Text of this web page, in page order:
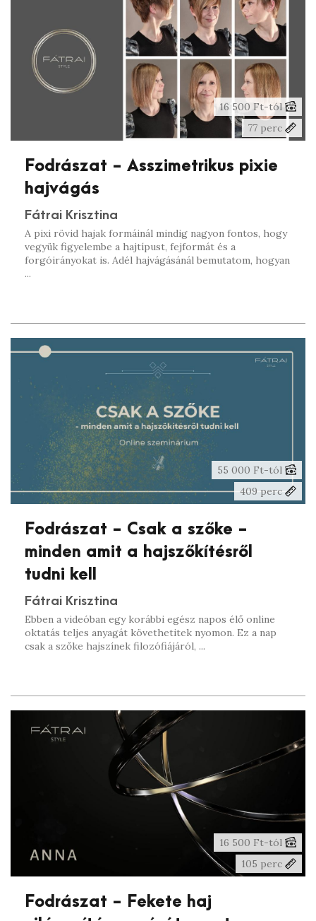
Fodrászat - Asszimetrikus pixie
hajvágás
Fátrai Krisztina
A pixi rövid hajak formáinál mindig nagyon fontos, hogy
vegyük figyelembe a hajtípust, fejformát és a
forgóirányokat is. Adél hajvágásánál bemutatom, hogyan
...
16 500 Ft-tól
77 perc
55 000 Ft-tól
409 perc
Fodrászat - Csak a szőke -
minden amit a hajszőkítésről
tudni kell
Fátrai Krisztina
Ebben a videóban egy korábbi egész napos élő online
oktatás teljes anyagát követhetitek nyomon. Ez a nap
csak a szőke hajszínek filozófiájáról, ...
Fodrászat - Fekete haj
16 500 Ft-tól
105 perc